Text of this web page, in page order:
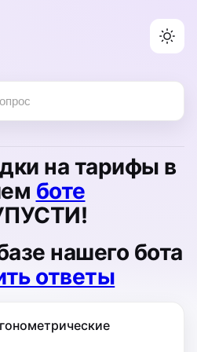
на тарифы в
боте
нашего бота
ответы